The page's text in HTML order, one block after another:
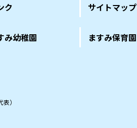
ク サイトマップ
み幼稚園 ますみ保育園
）